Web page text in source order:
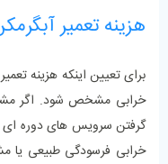
هزینه تعمیر
برای تعیین اینکه هزینه
خرابی مشخص شود. اگر
گرفتن سرویس ‌های دوره‌ ای
خرابی فرسودگی طبیعی یا